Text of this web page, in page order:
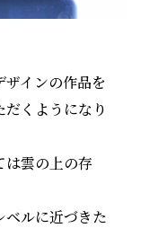
インの作品を
くようになり
は雲の上の存
ベルに近づきた